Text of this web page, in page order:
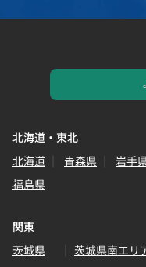
北海道・東北
北海道
青森県 岩手
福島県
関東
茨城県
茨城県南エリ